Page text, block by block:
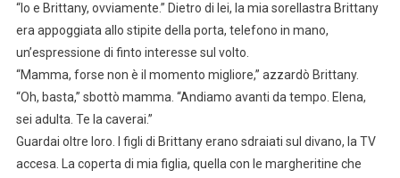
“Io e Brittany, ovviamente.” Dietro di lei, la mia sorellastra Brittany
era appoggiata allo stipite della porta, telefono in mano,
un’espressione di finto interesse sul volto.
“Mamma, forse non è il momento migliore,” azzardò Brittany.
“Oh, basta,” sbottò mamma. “Andiamo avanti da tempo. Elena,
sei adulta. Te la caverai.”
Guardai oltre loro. I figli di Brittany erano sdraiati sul divano, la TV
accesa. La coperta di mia figlia, quella con le margheritine che